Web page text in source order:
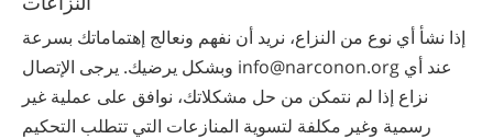
إذا نشأ أي نوع من النزاع، نريد أن نفهم ونعالج إهتماماتك بسرعة
وبشكل يرضيك. يرجى الإتصال info@narconon.org عند أي
نزاع إذا لم نتمكن من حل مشكلاتك، نوافق على عملية غير
رسمية وغير مكلفة لتسوية المنازعات التي تتطلب التحكيم